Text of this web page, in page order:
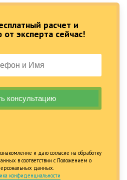
расчет и
от эксперта сейчас!
и даю согласие на обработку
в соответствии с Положением о
данных.
конфиденциальности